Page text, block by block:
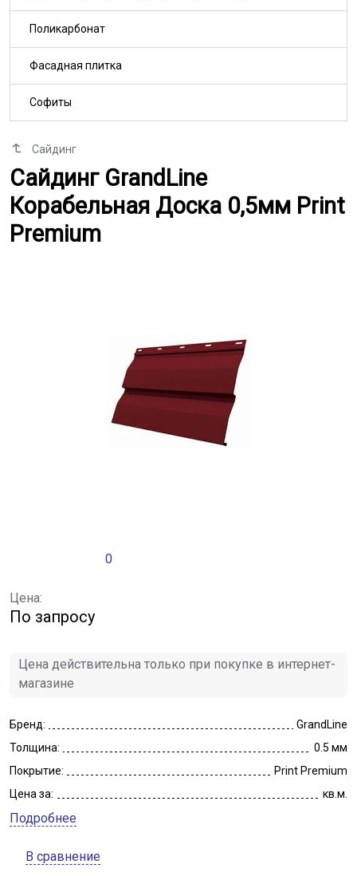
Сайдинг
Сайдинг GrandLine
Сайдинг GrandLine
Корабельная Доска 0,5мм Print
Premium
0
Цена:
По запросу
Цена действительна только при покупке в интернет-
магазине
Бренд:
GrandLine
Толщина:
0.5 мм
Покрытие:
Print Premium
Цена за:
кв.м.
Подробнее
В сравнение
Поликарбонат
Фасадная плитка
Софиты